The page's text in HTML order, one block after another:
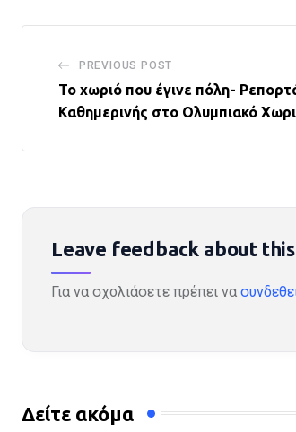
PREVIOUS POST
Το χωριό που έγινε πόλη-
Καθημερινής στο Ολυμπιακό
Leave feedback about this
Για να σχολιάσετε πρέπει να
Δείτε ακόμα